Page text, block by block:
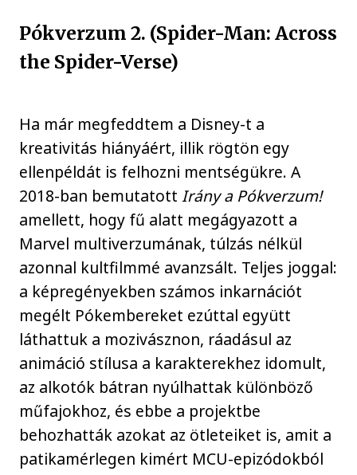
Pókverzum 2. (Spider-Man: Across
the Spider-Verse)
Ha már megfeddtem a Disney-t a
kreativitás hiányáért, illik rögtön egy
ellenpéldát is felhozni mentségükre. A
2018-ban bemutatottIrány a Pókverzum!
amellett, hogy fű alatt megágyazott a
Marvel multiverzumának, túlzás nélkül
azonnal kultfilmmé avanzsált. Teljes joggal:
a képregényekben számos inkarnációt
megélt Pókembereket ezúttal együtt
láthattuk a mozivásznon, ráadásul az
animáció stílusa a karakterekhez idomult,
az alkotók bátran nyúlhattak különböző
műfajokhoz, és ebbe a projektbe
behozhatták azokat az ötleteiket is, amit a
patikamérlegen kimért MCU-epizódokból